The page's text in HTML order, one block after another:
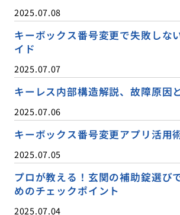
2025.07.08
キーボックス番号変更で失敗しな
イド
2025.07.07
キーレス内部構造解説、故障原因
2025.07.06
キーボックス番号変更アプリ活用
2025.07.05
プロが教える！玄関の補助錠選び
めのチェックポイント
2025.07.04